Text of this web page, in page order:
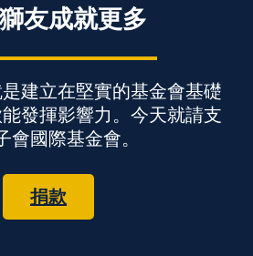
友成就更多
建立在堅實的基金會基礎
發揮影響力。今天就請支
會國際基金會。
捐款